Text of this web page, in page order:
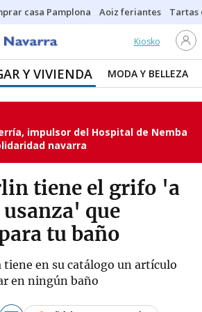
casa Pamplona Aoiz feriantes Tartas
Kiosko
Y VIVIENDA MODA Y BELLEZA
impulsor del Hospital de Nemba
navarra
tiene el grifo 'a
que
tu baño
tiene en su catálogo un artículo
en ningún baño